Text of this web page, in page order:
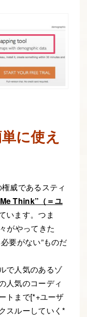
に使え
威であるスティ
Think”（＝ユ
います。つま
がやってきた
要がない”ものだ
で人気のあるゾ
人気のコーディ
トまで[*+ユーザ
スルーしていく*